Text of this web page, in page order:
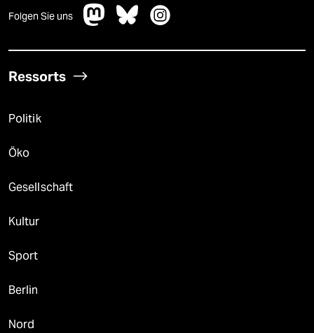
Folgen Sie uns
Ressorts
Politik
Öko
Gesellschaft
Kultur
Sport
Berlin
Nord